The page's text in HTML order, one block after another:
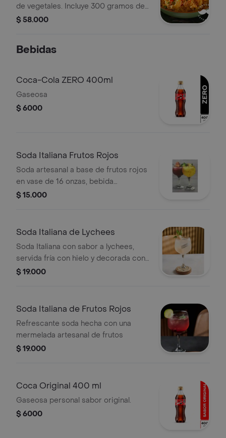
de vegetales. Incluye 300 gramos de
camarón.
$ 58.000
Bebidas
Coca-Cola ZERO 400ml
Gaseosa
$ 6000
Soda Italiana Frutos Rojos
Soda artesanal a base de frutos rojos
en vase de 16 onzas, bebida
refrescante.
$ 15.000
Soda Italiana de Lychees
Soda Italiana con sabor a lychees,
servida fría con hielo y decorada con
menta.
$ 19.000
Soda Italiana de Frutos Rojos
Refrescante soda hecha con una
mermelada artesanal de frutos
$ 19.000
Coca Original 400 ml
Gaseosa personal sabor original.
$ 6000